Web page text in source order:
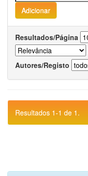
Resultados/Página
Autores/Registo
Resultados 1-1 de 1.